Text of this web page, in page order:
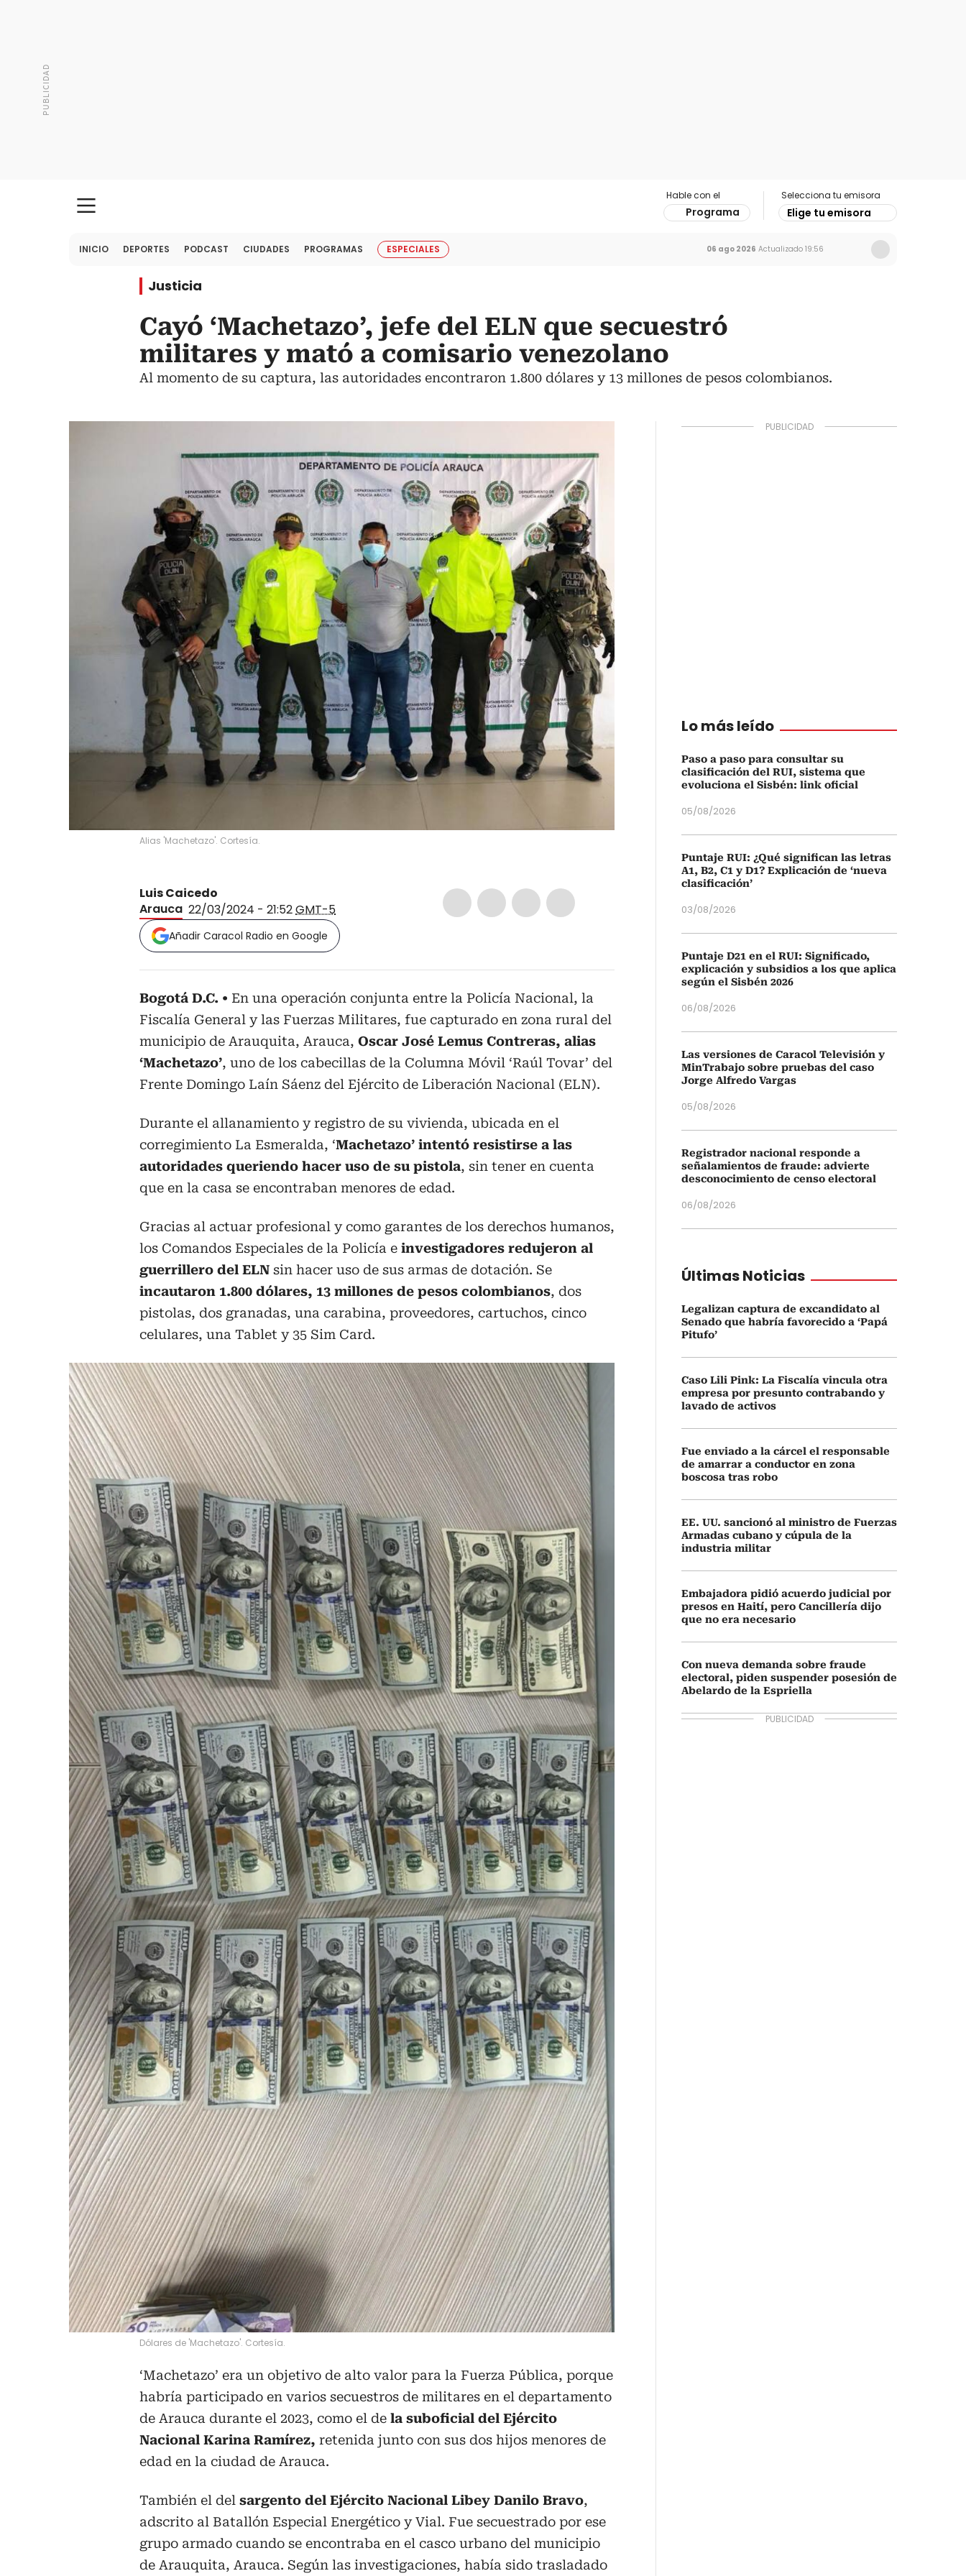
Hable con el
Programa
Selecciona tu emisora
Elige tu emisora
INICIO DEPORTES PODCAST CIUDADES PROGRAMAS ESPECIALES 06 ago 2026 Actualizado 19:56
Justicia
Cayó ‘Machetazo’, jefe del ELN que secuestró
militares y mató a comisario venezolano
Al momento de su captura, las autoridades encontraron 1.800 dólares y 13 millones de pesos colombianos.
Alias 'Machetazo'. Cortesía.
Luis Caicedo
Arauca 22/03/2024 - 21:52GMT-5
Añadir Caracol Radio en Google
Bogotá D.C.
En una operación conjunta entre la Policía Nacional, la
Fiscalía General y las Fuerzas Militares, fue capturado en zona rural del
municipio de Arauquita, Arauca, Oscar José Lemus Contreras, alias
‘Machetazo’, uno de los cabecillas de la Columna Móvil ‘Raúl Tovar’ del
Frente Domingo Laín Sáenz del Ejército de Liberación Nacional (ELN).
Durante el allanamiento y registro de su vivienda, ubicada en el
corregimiento La Esmeralda, ‘Machetazo’ intentó resistirse a las
autoridades queriendo hacer uso de su pistola, sin tener en cuenta
que en la casa se encontraban menores de edad.
Gracias al actuar profesional y como garantes de los derechos humanos,
los Comandos Especiales de la Policía e investigadores redujeron al
guerrillero del ELN sin hacer uso de sus armas de dotación. Se
incautaron 1.800 dólares, 13 millones de pesos colombianos, dos
pistolas, dos granadas, una carabina, proveedores, cartuchos, cinco
celulares, una Tablet y 35 Sim Card.
Dólares de 'Machetazo'. Cortesía.
‘Machetazo’ era un objetivo de alto valor para la Fuerza Pública, porque
habría participado en varios secuestros de militares en el departamento
de Arauca durante el 2023, como el de la suboficial del Ejército
Nacional Karina Ramírez, retenida junto con sus dos hijos menores de
edad en la ciudad de Arauca.
También el del sargento del Ejército Nacional Libey Danilo Bravo,
adscrito al Batallón Especial Energético y Vial. Fue secuestrado por ese
grupo armado cuando se encontraba en el casco urbano del municipio
de Arauquita, Arauca. Según las investigaciones, había sido trasladado
Lo más leído
Paso a paso para consultar su
clasificación del RUI, sistema que
evoluciona el Sisbén: link oficial
05/08/2026
Puntaje RUI: ¿Qué significan las letras
A1, B2, C1 y D1? Explicación de ‘nueva
clasificación’
03/08/2026
Puntaje D21 en el RUI: Significado,
explicación y subsidios a los que aplica
según el Sisbén 2026
06/08/2026
Las versiones de Caracol Televisión y
MinTrabajo sobre pruebas del caso
Jorge Alfredo Vargas
05/08/2026
Registrador nacional responde a
señalamientos de fraude: advierte
desconocimiento de censo electoral
06/08/2026
Últimas Noticias
Legalizan captura de excandidato al
Senado que habría favorecido a ‘Papá
Pitufo’
Caso Lili Pink: La Fiscalía vincula otra
empresa por presunto contrabando y
lavado de activos
Fue enviado a la cárcel el responsable
de amarrar a conductor en zona
boscosa tras robo
EE. UU. sancionó al ministro de Fuerzas
Armadas cubano y cúpula de la
industria militar
Embajadora pidió acuerdo judicial por
presos en Haití, pero Cancillería dijo
que no era necesario
Con nueva demanda sobre fraude
electoral, piden suspender posesión de
Abelardo de la Espriella